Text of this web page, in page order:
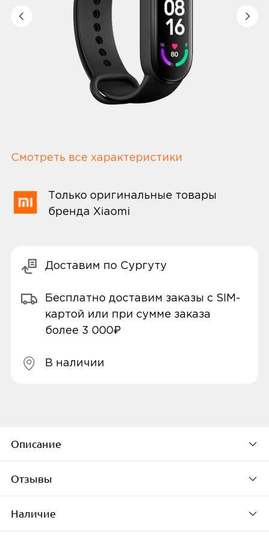
Смотреть все характеристики
Только оригинальные товары
бренда Xiaomi
Доставим по Сургуту
Бесплатно доставим заказы с SIM-
картой или при сумме заказа
более 3 000₽
В наличии
Описание
Фитнес-браслет Mi Smart Band 6 обладает
большим экраном и закругленными
Отзывы
Наличие